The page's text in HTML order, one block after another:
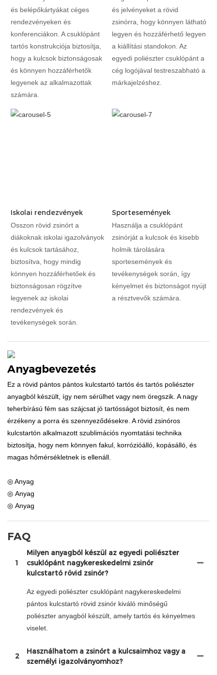
és belépőkártyákat céges
rendezvényeken és
konferenciákon. A csuklópánt
tartós konstrukciója biztosítja,
hogy a kulcsok biztonságosak
és könnyen hozzáférhetők
legyenek az alkalmazottak
számára.
és jelvényeket a rövid
zsinórra, hogy könnyen látható
legyen és hozzáférhető legyen
a kiállítási standokon. Az
egyedi poliészter csuklópánt a
cég logójával testreszabható a
márkajelzéshez.
Iskolai rendezvények
Osszon rövid zsinórt a
diákoknak iskolai igazolványok
és kulcsok tartásához,
biztosítva, hogy mindig
könnyen hozzáférhetőek és
biztonságosan rögzítve
legyenek az iskolai
rendezvények és
tevékenységek során.
Sportesemények
Használja a csuklópánt
zsinórját a kulcsok és kisebb
holmik tárolására
sportesemények és
tevékenységek során, így
kényelmet és biztonságot nyújt
a résztvevők számára.
Anyagbevezetés
Ez a rövid pántos pántos kulcstartó tartós és tartós poliészter
anyagból készült, így nem sérülhet vagy nem öregszik. A nagy
teherbírású fém sas szájcsat jó tartósságot biztosít, és nem
érzékeny a porra és szennyeződésekre. A rövid zsinóros
kulcstartón alkalmazott szublimációs nyomtatási technika
biztosítja, hogy nem könnyen fakul, korrózióálló, kopásálló, és
magas hőmérsékletnek is ellenáll.
◎ Anyag
◎ Anyag
◎ Anyag
FAQ
1
Milyen anyagból készül az egyedi poliészter
csuklópánt nagykereskedelmi zsinór
kulcstartó rövid zsinór?
Az egyedi poliészter csuklópánt nagykereskedelmi
pántos kulcstartó rövid zsinór kiváló minőségű
poliészter anyagból készült, amely tartós és kényelmes
viselet.
2
Használhatom a zsinórt a kulcsaimhoz vagy a
személyi igazolványomhoz?